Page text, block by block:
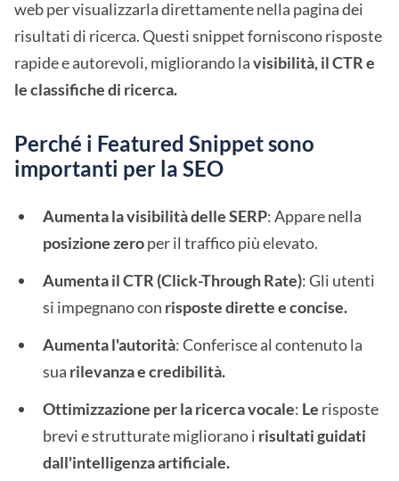
web per visualizzarla direttamente nella pagina dei
risultati di ricerca. Questi snippet forniscono risposte
rapide e autorevoli, migliorando lavisibilità, il CTR e
le classifiche di ricerca.
Perché i Featured Snippet sono
importanti per la SEO
Aumenta la visibilità delle SERP: Appare nella
posizione zeroper il traffico più elevato.
Aumenta il CTR (Click-Through Rate): Gli utenti
si impegnano con risposte dirette e concise.
Aumenta l'autorità: Conferisce al contenuto la
sua rilevanza e credibilità.
Ottimizzazione per la ricerca vocale: Le risposte
brevi e strutturate migliorano i risultati guidati
dall'intelligenza artificiale.